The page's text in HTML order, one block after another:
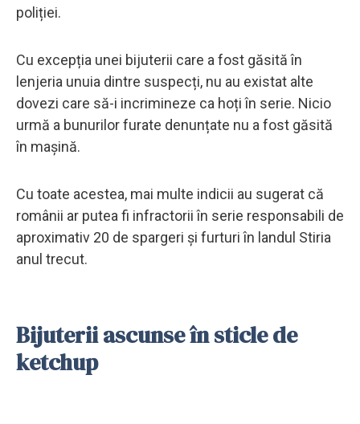
poliției.
Cu excepția unei bijuterii care a fost găsită în
lenjeria unuia dintre suspecți, nu au existat alte
dovezi care să-i incrimineze ca hoți în serie. Nicio
urmă a bunurilor furate denunțate nu a fost găsită
în mașină.
Cu toate acestea, mai multe indicii au sugerat că
românii ar putea fi infractorii în serie responsabili de
aproximativ 20 de spargeri și furturi în landul Stiria
anul trecut.
Bijuterii ascunse în sticle de
ketchup